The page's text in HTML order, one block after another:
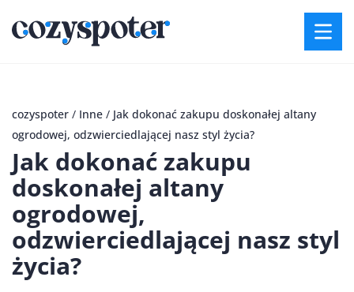
cozyspoter / Inne / Jak dokonać zakupu doskonałej altany
ogrodowej, odzwierciedlającej nasz styl życia?
Jak dokonać zakupu
doskonałej altany
ogrodowej,
odzwierciedlającej nasz styl
życia?